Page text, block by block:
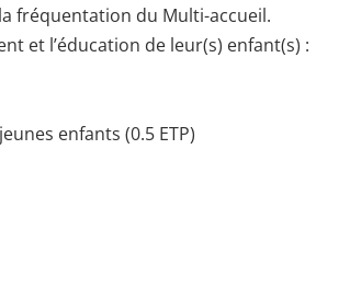
fréquentation du Multi-accueil.
et l’éducation de leur(s) enfant(s) :
enfants (0.5 ETP)